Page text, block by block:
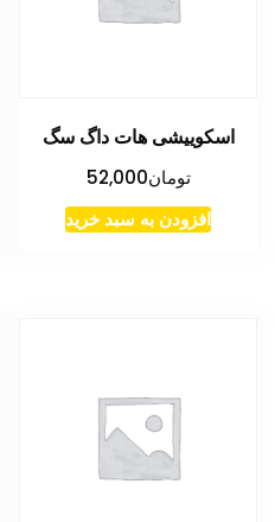
اسکوییشی هات داگ سگ
تومان52,000
افزودن به سبد خرید